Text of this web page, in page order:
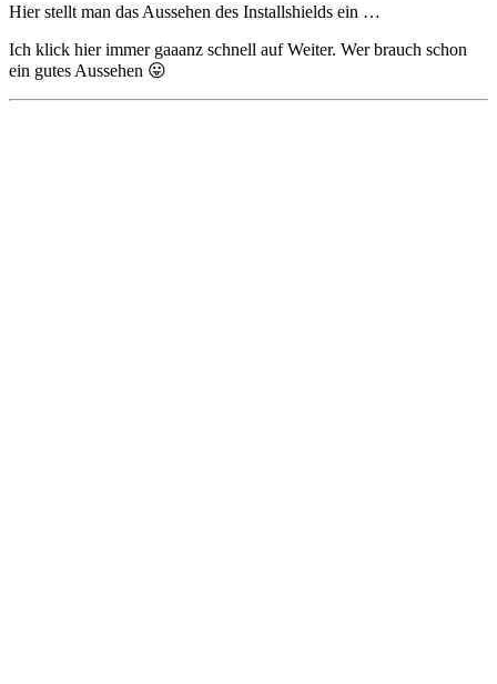
Hier stellt man das Aussehen des Installshields ein …
Ich klick hier immer gaaanz schnell auf Weiter. Wer brauch schon
ein gutes Aussehen 😛